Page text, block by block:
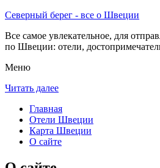
Северный берег - все о Швеции
Все самое увлекательное, для
по Швеции: отели,
Меню
Читать далее
Главная
Отели Швеции
Карта Швеции
О сайте